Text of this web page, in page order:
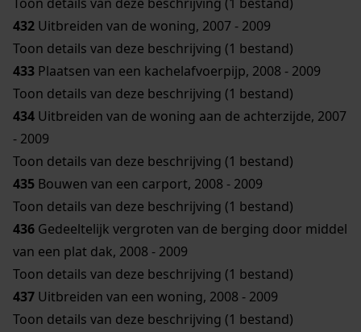
432 Uitbreiden van de woning, 2007 - 2009
Toon details van deze beschrijving (1 bestand)
433 Plaatsen van een kachelafvoerpijp, 2008 - 2009
Toon details van deze beschrijving (1 bestand)
434 Uitbreiden van de woning aan de achterzijde, 2007
- 2009
Toon details van deze beschrijving (1 bestand)
435 Bouwen van een carport, 2008 - 2009
Toon details van deze beschrijving (1 bestand)
436 Gedeeltelijk vergroten van de berging door middel
van een plat dak, 2008 - 2009
Toon details van deze beschrijving (1 bestand)
437 Uitbreiden van een woning, 2008 - 2009
Toon details van deze beschrijving (1 bestand)